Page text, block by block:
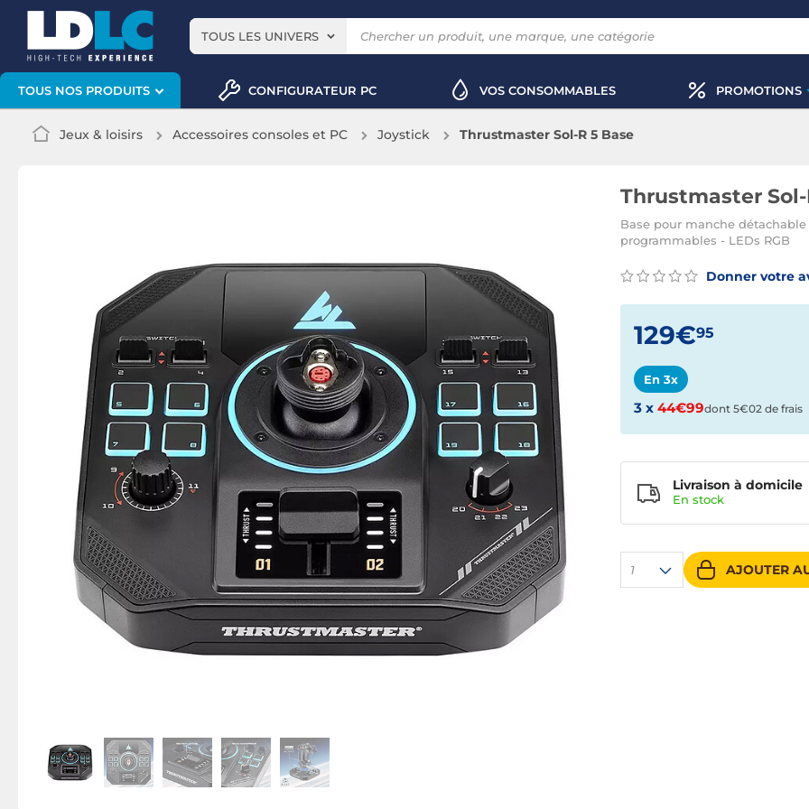
TOUS LES UNIVERS
TOUS NOS PRODUITS CONFIGURATEUR PC VOS CONSOMMABLES PROMOTIONS
Jeux & loisirs Accessoires consoles et PC Joystick Thrustmaster Sol-R 5 Base
Thrustmaster Sol-
Base pour manche détachable
programmables - LEDs RGB
Donner votre
129€95
En 3x
3 x 44€99dont 5€02 de frais
1 AJOUTER
Livraison à domicile
En stock